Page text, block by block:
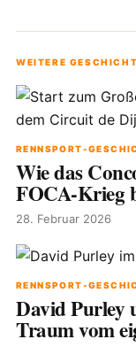
WEITERE
RENNSPORT-
Wie das
FOCA-Krieg
28. Februar 2026
RENNSPORT-
David Purley
Traum vom